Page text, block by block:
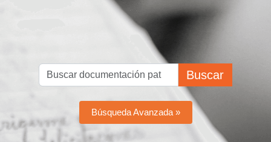
Buscar
Búsqueda Avanzada »